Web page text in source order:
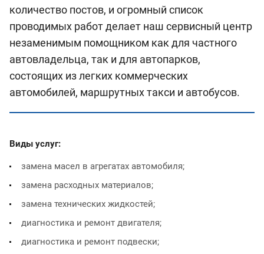
количество постов, и огромный список
проводимых работ делает наш сервисный центр
незаменимым помощником как для частного
автовладельца, так и для автопарков,
состоящих из легких коммерческих
автомобилей, маршрутных такси и автобусов.
Виды услуг:
замена масел в агрегатах автомобиля;
замена расходных материалов;
замена технических жидкостей;
диагностика и ремонт двигателя;
диагностика и ремонт подвески;